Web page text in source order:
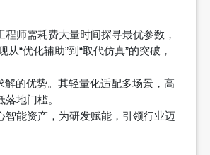
师需耗费大量时间探寻最优参数，
“优化辅助”到“取代仿真”的突破，
的优势。其轻量化适配多场景，高
地门槛。
智能资产，为研发赋能，引领行业迈